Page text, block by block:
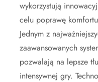
wykorzystują
celu poprawę
Jednym z
zaawansowanych
pozwalają na lepsze
intensywnej gry.